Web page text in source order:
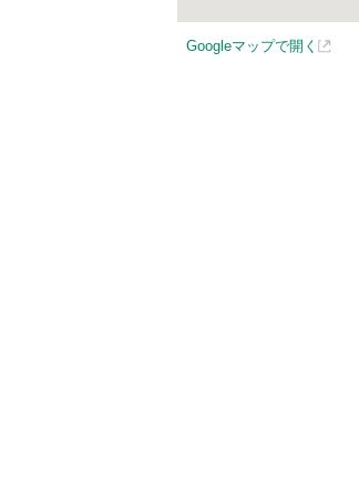
Googleマップで開く